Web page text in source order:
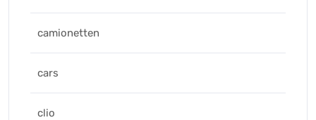
camionetten
cars
clio